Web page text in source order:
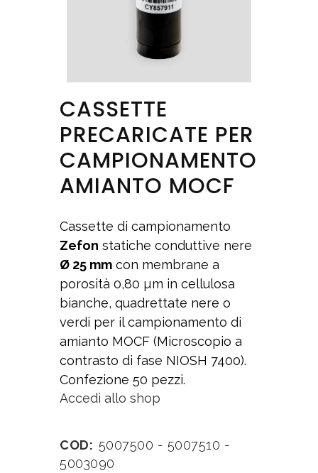
CASSETTE
PRECARICATE PER
CAMPIONAMENTO
AMIANTO MOCF
Cassette di campionamento
Zefon statiche conduttive nere
Ø 25 mm con membrane a
porosità 0,80 µm in cellulosa
bianche, quadrettate nere o
verdi per il campionamento di
amianto MOCF (Microscopio a
contrasto di fase NIOSH 7400).
Confezione 50 pezzi.
Accedi allo shop
COD: 5007500 - 5007510 -
5003090